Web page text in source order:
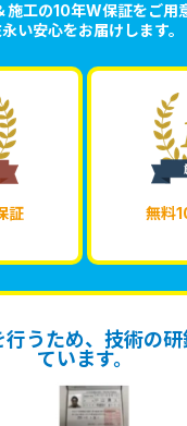
施工の10年W保証をご用
い安心をお届けします。
証 無料
行うため、技術の
ています。